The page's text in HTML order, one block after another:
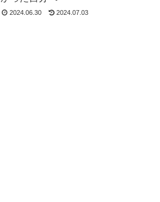
2024.06.30 2024.07.03